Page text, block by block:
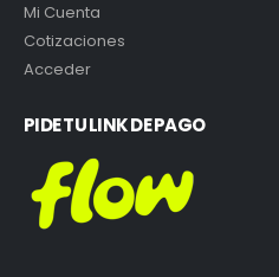
Mi Cuenta
Cotizaciones
Acceder
PIDE TU LINK DE PAGO